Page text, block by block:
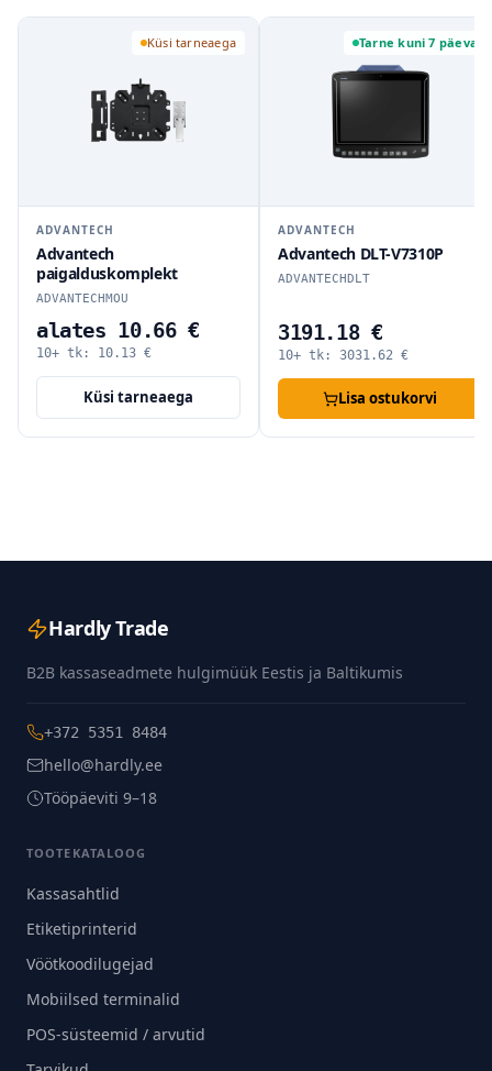
Küsi tarneaega
ADVANTECH
Advantech
paigalduskomplekt
ADVANTECHMOU
alates 10.66 €
10+ tk: 10.13 €
Küsi tarneaega
Tarne kuni 7 päeva
ADVANTECH
Advantech DLT-V7310P
ADVANTECHDLT
3191.18 €
10+ tk: 3031.62 €
Lisa ostukorvi
Hardly Trade
B2B kassaseadmete hulgimüük Eestis ja Baltikumis
+372 5351 8484
hello@hardly.ee
Tööpäeviti 9–18
TOOTEKATALOOG
Kassasahtlid
Etiketiprinterid
Vöötkoodilugejad
Mobiilsed terminalid
POS-süsteemid / arvutid